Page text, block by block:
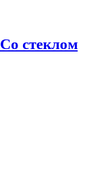
Со стеклом